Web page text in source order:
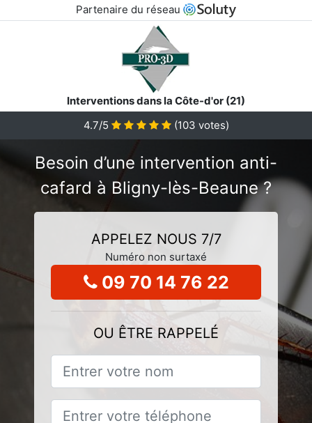
Partenaire du réseau
Interventions dans la Côte-d'or (21)
4.7/5
(103 votes)
Besoin d’une intervention anti-
cafard à Bligny-lès-Beaune ?
APPELEZ NOUS 7/7
Numéro non surtaxé
09 70 14 76 22
OU ÊTRE RAPPELÉ